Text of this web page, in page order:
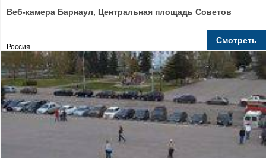
Веб-камера Барнаул, Центральная площадь Советов
Россия
Смотреть